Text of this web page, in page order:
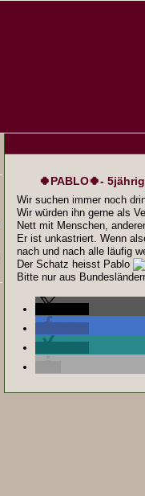
🍀PABLO🍀-
Wir suchen immer noch
Wir würden ihn gerne als
Nett mit Menschen,
Er ist unkastriert. Wenn
nach und nach alle läufig
Der Schatz heisst Pablo
Bitte nur aus